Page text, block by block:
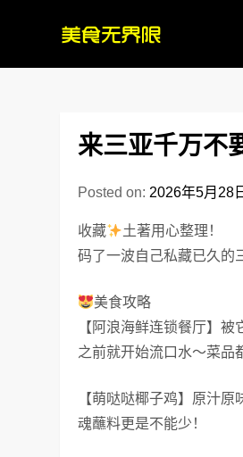
来三亚千万不
Posted on: 2026年5月28
收藏
土著用心整理！
码了一波自己私藏已久的
美食攻略
【阿浪海鲜连锁餐厅】
之前就开始流口水～菜品
【萌哒哒椰子鸡】原汁
魂蘸料更是不能少！